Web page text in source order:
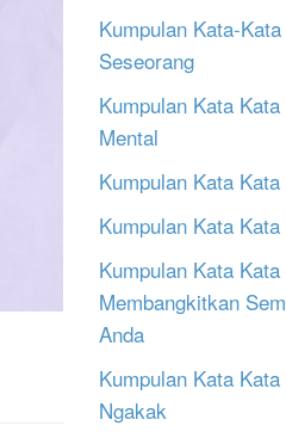
Kumpulan Kata-
Seseorang
Kumpulan Kata
Mental
Kumpulan Kata
Kumpulan Kata
Kumpulan Kata
Membangkitkan
Anda
Kumpulan Kata
Ngakak